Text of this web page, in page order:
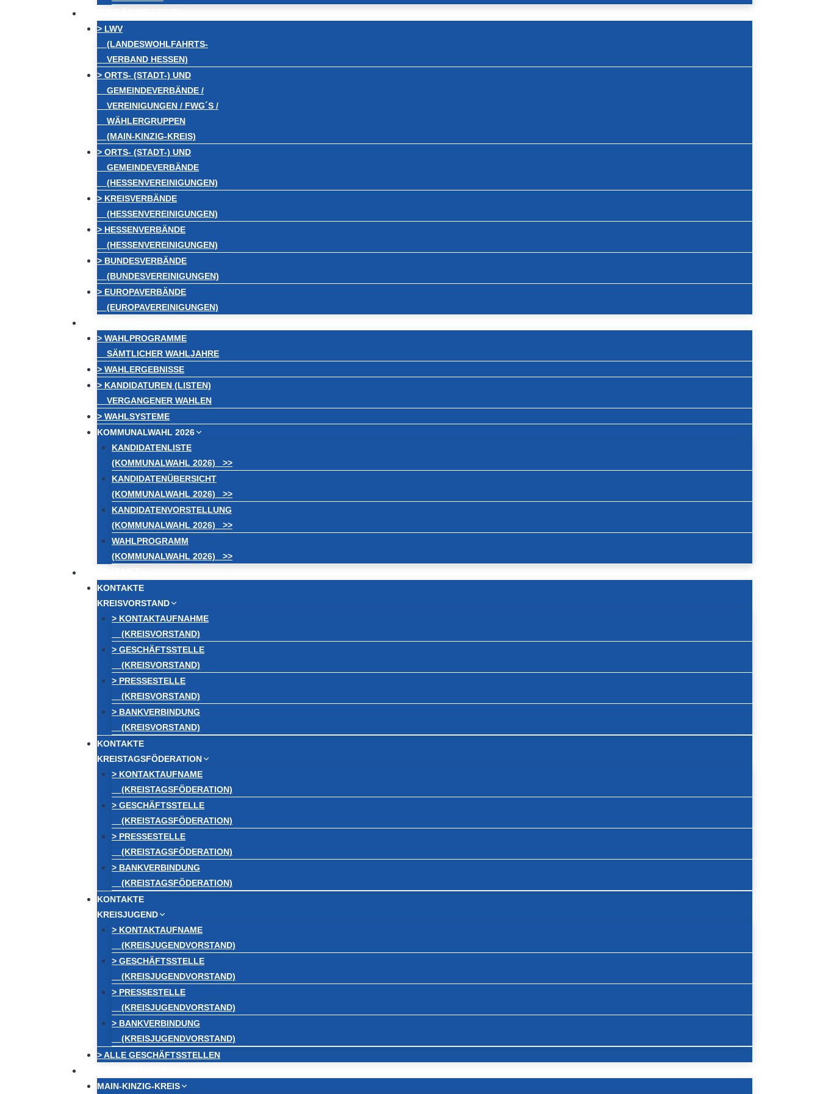
> LWV
(LANDESWOHLFAHRTS-
VERBAND HESSEN)
> ORTS- (STADT-) UND
GEMEINDEVERBÄNDE /
VEREINIGUNGEN / FWG´S /
WÄHLERGRUPPEN
(MAIN-KINZIG-KREIS)
> ORTS- (STADT-) UND
GEMEINDEVERBÄNDE
(HESSENVEREINIGUNGEN)
> KREISVERBÄNDE
(HESSENVEREINIGUNGEN)
> HESSENVERBÄNDE
(HESSENVEREINIGUNGEN)
> BUNDESVERBÄNDE
(BUNDESVEREINIGUNGEN)
> EUROPAVERBÄNDE
(EUROPAVEREINIGUNGEN)
> WAHLPROGRAMME
SÄMTLICHER WAHLJAHRE
> WAHLERGEBNISSE
> KANDIDATUREN (LISTEN)
VERGANGENER WAHLEN
> WAHLSYSTEME
KOMMUNALWAHL 2026
KANDIDATENLISTE
(KOMMUNALWAHL 2026) >>
KANDIDATENÜBERSICHT
(KOMMUNALWAHL 2026) >>
KANDIDATENVORSTELLUNG
(KOMMUNALWAHL 2026) >>
WAHLPROGRAMM
(KOMMUNALWAHL 2026) >>
KONTAKTE
KREISVORSTAND
> KONTAKTAUFNAHME
(KREISVORSTAND)
> GESCHÄFTSSTELLE
(KREISVORSTAND)
> PRESSESTELLE
(KREISVORSTAND)
> BANKVERBINDUNG
(KREISVORSTAND)
KONTAKTE
KREISTAGSFÖDERATION
> KONTAKTAUFNAME
(KREISTAGSFÖDERATION)
> GESCHÄFTSSTELLE
(KREISTAGSFÖDERATION)
> PRESSESTELLE
(KREISTAGSFÖDERATION)
> BANKVERBINDUNG
(KREISTAGSFÖDERATION)
KONTAKTE
KREISJUGEND
> KONTAKTAUFNAME
(KREISJUGENDVORSTAND)
> GESCHÄFTSSTELLE
(KREISJUGENDVORSTAND)
> PRESSESTELLE
(KREISJUGENDVORSTAND)
> BANKVERBINDUNG
(KREISJUGENDVORSTAND)
> ALLE GESCHÄFTSSTELLEN
MAIN-KINZIG-KREIS